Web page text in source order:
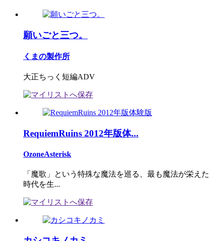
願いごと三つ。
くまの製作所
大正ちっく短編ADV
RequiemRuins 2012年版体...
OzoneAsterisk
「魔歌」という特殊な魔法を巡る、最も魔法が栄えた
時代を生...